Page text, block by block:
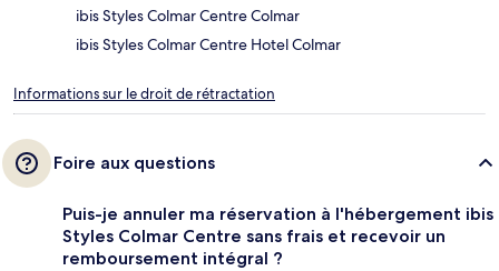
ibis Styles Colmar Centre Colmar
ibis Styles Colmar Centre Hotel Colmar
Informations sur le droit de rétractation
Foire aux questions
Puis-je annuler ma réservation à l'hébergement ibis
Styles Colmar Centre sans frais et recevoir un
remboursement intégral ?